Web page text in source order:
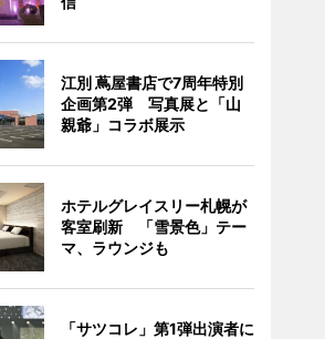
江別 蔦屋書店で7周年特別
企画第2弾 写真展と「山
親爺」コラボ展示
ホテルグレイスリー札幌が
客室刷新 「雪景色」テー
マ、ラウンジも
「サツコレ」第1弾出演者に